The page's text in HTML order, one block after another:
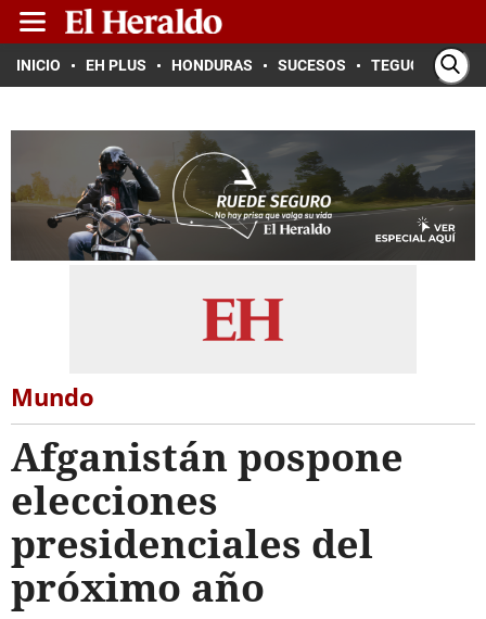
INICIO EH PLUS HONDURAS SUCESOS TEGUCIGALPA
Mundo
Afganistán pospone
elecciones
presidenciales del
próximo año